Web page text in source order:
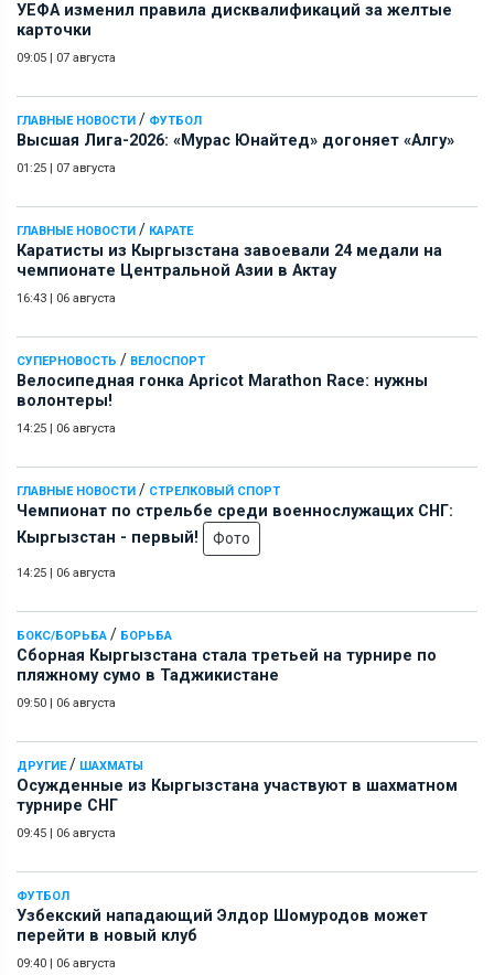
УЕФА изменил правила дисквалификаций за желтые
карточки
09:05 07 августа
ГЛАВНЫЕ НОВОСТИ / ФУТБОЛ
Высшая Лига-2026: «Мурас Юнайтед» догоняет «Алгу»
01:25 07 августа
ГЛАВНЫЕ НОВОСТИ / КАРАТЕ
Каратисты из Кыргызстана завоевали 24 медали на
чемпионате Центральной Азии в Актау
16:43 06 августа
СУПЕРНОВОСТЬ / ВЕЛОСПОРТ
Велосипедная гонка Apricot Marathon Race: нужны
волонтеры!
14:25 06 августа
ГЛАВНЫЕ НОВОСТИ / СТРЕЛКОВЫЙ СПОРТ
Чемпионат по стрельбе среди военнослужащих СНГ:
Кыргызстан - первый!
Фото
14:25 06 августа
БОКС/БОРЬБА / БОРЬБА
Сборная Кыргызстана стала третьей на турнире по
пляжному сумо в Таджикистане
09:50 06 августа
ДРУГИЕ/ ШАХМАТЫ
Осужденные из Кыргызстана участвуют в шахматном
турнире СНГ
09:45 06 августа
ФУТБОЛ
Узбекский нападающий Элдор Шомуродов может
перейти в новый клуб
09:40 06 августа